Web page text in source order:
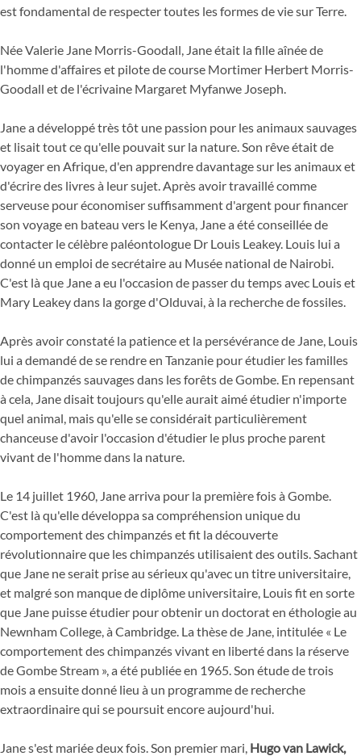
est fondamental de respecter toutes les formes de vie sur Terre.
Née Valerie Jane Morris-Goodall, Jane était la fille aînée de
l'homme d'affaires et pilote de course Mortimer Herbert Morris-
Goodall et de l'écrivaine Margaret Myfanwe Joseph.
Jane a développé très tôt une passion pour les animaux sauvages
et lisait tout ce qu'elle pouvait sur la nature. Son rêve était de
voyager en Afrique, d'en apprendre davantage sur les animaux et
d'écrire des livres à leur sujet. Après avoir travaillé comme
serveuse pour économiser suffisamment d'argent pour financer
son voyage en bateau vers le Kenya, Jane a été conseillée de
contacter le célèbre paléontologue Dr Louis Leakey. Louis lui a
donné un emploi de secrétaire au Musée national de Nairobi.
C'est là que Jane a eu l'occasion de passer du temps avec Louis et
Mary Leakey dans la gorge d'Olduvai, à la recherche de fossiles.
Après avoir constaté la patience et la persévérance de Jane, Louis
lui a demandé de se rendre en Tanzanie pour étudier les familles
de chimpanzés sauvages dans les forêts de Gombe. En repensant
à cela, Jane disait toujours qu'elle aurait aimé étudier n'importe
quel animal, mais qu'elle se considérait particulièrement
chanceuse d'avoir l'occasion d'étudier le plus proche parent
vivant de l'homme dans la nature.
Le 14 juillet 1960, Jane arriva pour la première fois à Gombe.
C'est là qu'elle développa sa compréhension unique du
comportement des chimpanzés et fit la découverte
révolutionnaire que les chimpanzés utilisaient des outils. Sachant
que Jane ne serait prise au sérieux qu'avec un titre universitaire,
et malgré son manque de diplôme universitaire, Louis fit en sorte
que Jane puisse étudier pour obtenir un doctorat en éthologie au
Newnham College, à Cambridge. La thèse de Jane, intitulée « Le
comportement des chimpanzés vivant en liberté dans la réserve
de Gombe Stream », a été publiée en 1965. Son étude de trois
mois a ensuite donné lieu à un programme de recherche
extraordinaire qui se poursuit encore aujourd'hui.
Jane s'est mariée deux fois. Son premier mari, Hugo van Lawick,